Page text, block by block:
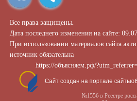
Все права защищены.
Дата последнего изменения на сайте:
При использовании материалов сайта
источник обязательна
https://объясняем.рф/
Сайт создан на портале
№1556 в Реестре